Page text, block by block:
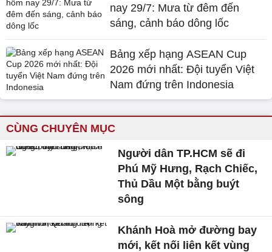
nay 29/7: Mưa từ đêm đến
sáng, cảnh báo dông lốc
Bảng xếp hạng ASEAN Cup
2026 mới nhất: Đội tuyển Việt
Nam đứng trên Indonesia
CÙNG CHUYÊN MỤC
Người dân TP.HCM sẽ đi
Phú Mỹ Hưng, Rạch Chiếc,
Thủ Dầu Một bằng buýt
sông
Khánh Hoà mở đường bay
mới, kết nối liên kết vùng